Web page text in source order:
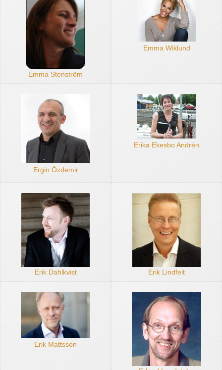
Emma Stenström
Emma Wiklund
Ergin Özdemir
Erika Ekesbo Andrén
Erik Dahlkvist Erik Lindfelt
Erik Mattsson